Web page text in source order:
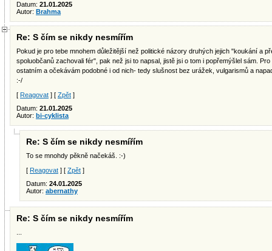
Datum: 21.01.2025
Autor: Brahma
Re: S čím se nikdy nesmířím
Pokud je pro tebe mnohem důležitější než politické názory druhých jejich "koukání a
spoluobčanů zachovali fér", pak než jsi to napsal, jistě jsi o tom i popřemýšlel sám.
ostatním a očekávám podobné i od nich- tedy slušnost bez urážek, vulgarismů a
:-/
[ Reagovat ] [ Zpět ]
Datum: 21.01.2025
Autor: bi-cyklista
Re: S čím se nikdy nesmířím
To se mnohdy pěkně načekáš. :-)
[ Reagovat ] [ Zpět ]
Datum: 24.01.2025
Autor: abernathy
Re: S čím se nikdy nesmířím